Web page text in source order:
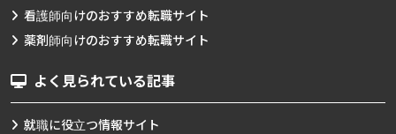
看護師向けのおすすめ転職サイト
薬剤師向けのおすすめ転職サイト
よく見られている記事
就職に役立つ情報サイト